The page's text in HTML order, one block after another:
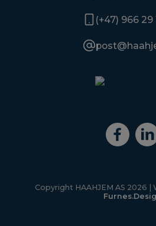
(+47) 966 29
Copyright HAAHJEM AS 2026 |